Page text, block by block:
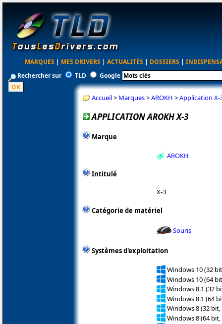
MARQUES | MES DRIVERS | ACTUALITÉS | DOSSIERS |
Rechercher sur
TLD Google
Accueil> Marques>AROKH >Application X-
APPLICATION AROKH X-3
Marque
AROKH
Intitulé
X-3
Catégorie de matériel
Souris
Systèmes d'exploitation
Windows 10 (32
Windows 10 (64
Windows 8.1 (32
Windows 8.1 (64
Windows 8 (32 bit,
Windows 8 (64 bit,